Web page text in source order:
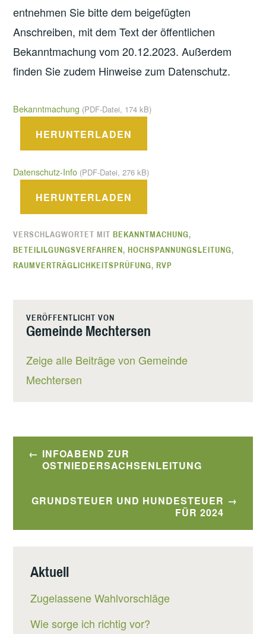
entnehmen Sie bitte dem beigefügten
Anschreiben, mit dem Text der öffentlichen
Bekanntmachung vom 20.12.2023. Außerdem
finden Sie zudem Hinweise zum Datenschutz.
Bekanntmachung (PDF-Datei, 174 kB)
HERUNTERLADEN
Datenschutz-Info (PDF-Datei, 276 kB)
HERUNTERLADEN
VERSCHLAGWORTET MITBEKANNTMACHUNG,
BETEILILGUNGSVERFAHREN,HOCHSPANNUNGSLEITUNG,
RAUMVERTRÄGLICHKEITSPRÜFUNG,RVP
VERÖFFENTLICHT VON
Gemeinde Mechtersen
Zeige alle Beiträge von Gemeinde
Mechtersen
Beitragsnavigation
INFOABEND ZUR
OSTNIEDERSACHSENLEITUNG
GRUNDSTEUER UND HUNDESTEUER
FÜR 2024
Aktuell
Zugelassene Wahlvorschläge
Wie sorge ich richtig vor?